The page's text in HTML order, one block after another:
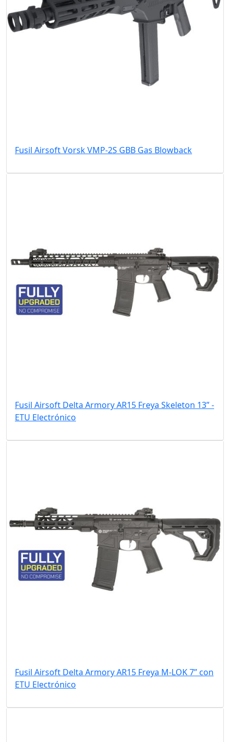
Fusil Airsoft Vorsk VMP-2S GBB Gas Blowback
Fusil Airsoft Delta Armory AR15 Freya Skeleton 13” -
ETU Electrónico
Fusil Airsoft Delta Armory AR15 Freya M-LOK 7” con
ETU Electrónico